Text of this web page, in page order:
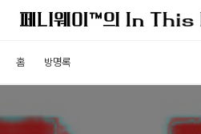
홈 방명록